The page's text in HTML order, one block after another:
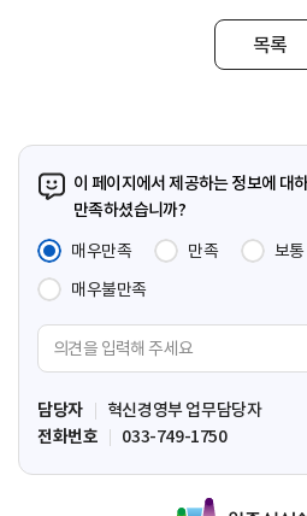
목록
이 페이지에서 제공하는 정보에 대
만족하셨습니까?
매우만족
만족 보통
매우불만족
견
입
력
담당자
혁신경영부 업무담당자
전화번호
033-749-1750